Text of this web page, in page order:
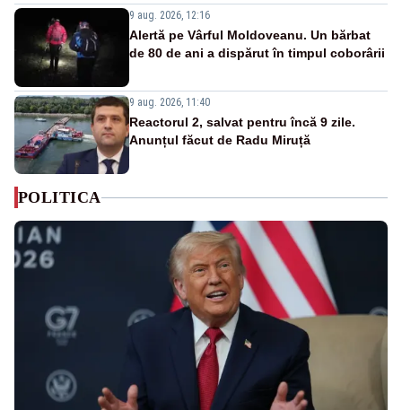
9 aug. 2026, 12:16
Alertă pe Vârful Moldoveanu. Un bărbat
de 80 de ani a dispărut în timpul coborârii
9 aug. 2026, 11:40
Reactorul 2, salvat pentru încă 9 zile.
Anunțul făcut de Radu Miruță
POLITICA